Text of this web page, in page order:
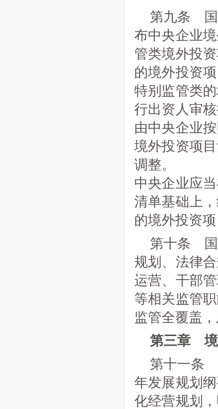
第九条 国
布中央企业
管类境外投
的境外投资
特别监管类
行出资人审
由中央企业
境外投资项
调整。
中央企业应
清单基础上
的境外投资
第十条 国
规划、法律
运营、干部
等相关监管
监管全覆盖
第三章 境
第十一条
年发展规划
化经营规划